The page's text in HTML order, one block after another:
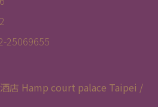
Court Palace Taipei「柒號洋